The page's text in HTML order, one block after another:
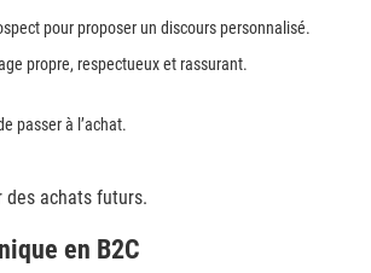
pour proposer un discours personnalisé.
propre, respectueux et rassurant.
passer à l’achat.
achats futurs.
en B2C